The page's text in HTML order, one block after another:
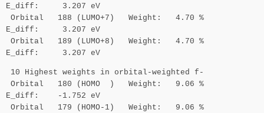
E_diff: 3.207 eV
Orbital 188 (LUMO+7) Weight: 4.70 %
E_diff: 3.207 eV
Orbital 189 (LUMO+8) Weight: 4.70 %
E_diff: 3.207 eV
10 Highest weights in orbital-weighted f-
Orbital 180 (HOMO ) Weight: 9.06 %
E_diff: -1.752 eV
Orbital 179 (HOMO-1) Weight: 9.06 %